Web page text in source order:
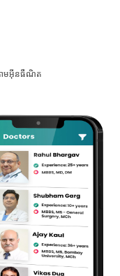
ាមអ៊ីនធឺណិត